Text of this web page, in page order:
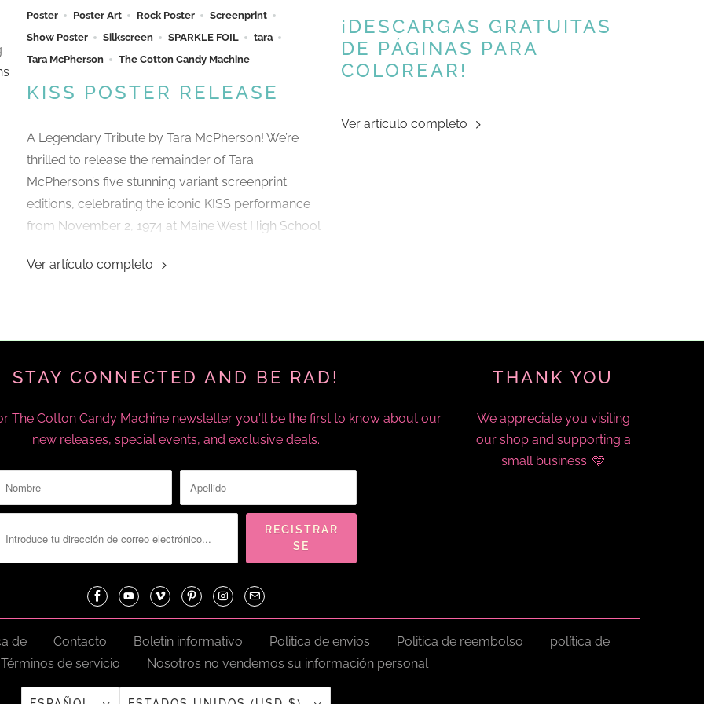
Poster
Poster Art Rock Poster
Screenprint
Show Poster
Silkscreen SPARKLE FOIL
tara
Tara McPherson
The Cotton Candy Machine
KISS POSTER RELEASE
A Legendary Tribute by Tara McPherson! We’re
thrilled to release the remainder of Tara
McPherson’s five stunning variant screenprint
editions, celebrating the iconic KISS performance
from November 2, 1974 at Maine West High School
of the ECHO KISS Poster Series, and for the first
Ver artículo completo
¡DESCARGAS GRATUITAS
DE PÁGINAS PARA
COLOREAR!
Ver artículo completo
STAY CONNECTED AND BE RAD!
The Cotton Candy Machine newsletter you'll be the first to know about our
new releases, special events, and exclusive deals.
THANK YOU
We appreciate you visiting
our shop and supporting a
small business. 🩵
de Contacto Boletin informativo Politica de envios Politica de reembolso
política de
Términos de servicio Nosotros no vendemos su información personal